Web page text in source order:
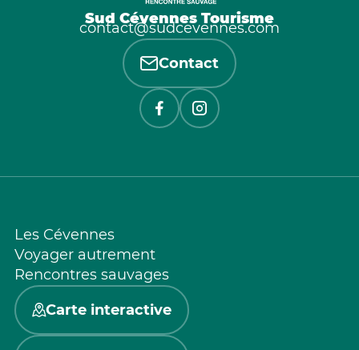
Sud Cévennes Tourisme
contact@sudcevennes.com
Contact
Les Cévennes
Voyager autrement
Rencontres sauvages
Carte interactive